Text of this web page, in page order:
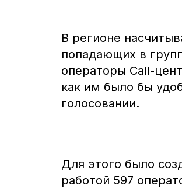
В регионе
попадающих в
операторы Call-
как им было бы
голосовании.
Для этого было
работой 597